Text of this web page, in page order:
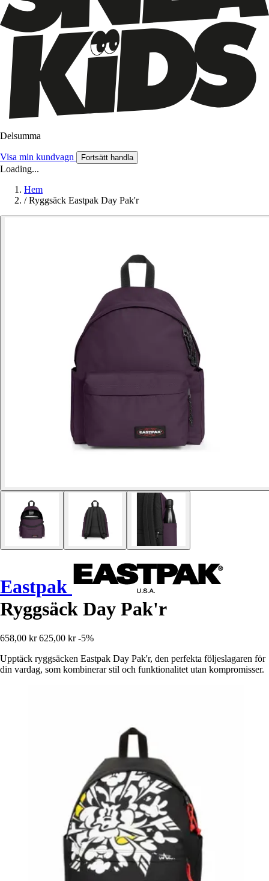
Delsumma
Visa min kundvagn Fortsätt handla
Loading...
Hem
/ Ryggsäck Eastpak Day Pak'r
Eastpak
Ryggsäck Day Pak'r
658,00 kr 625,00 kr -5%
Upptäck ryggsäcken Eastpak Day Pak'r, den perfekta följeslagaren för
din vardag, som kombinerar stil och funktionalitet utan kompromisser.